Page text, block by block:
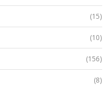
(15)
(10)
(156)
(8)